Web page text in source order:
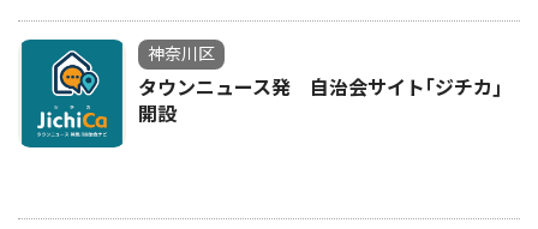
神奈川区
タウンニュース発 自治会サイト｢ジチカ｣
開設